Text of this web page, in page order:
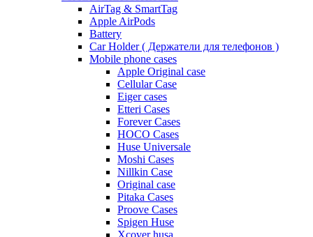
AirTag & SmartTag
Apple AirPods
Battery
Car Holder ( Держатели для телефонов )
Mobile phone cases
Apple Original case
Cellular Case
Eiger cases
Etteri Cases
Forever Cases
HOCO Cases
Huse Universale
Moshi Cases
Nillkin Case
Original case
Pitaka Cases
Proove Cases
Spigen Huse
Xcover husa